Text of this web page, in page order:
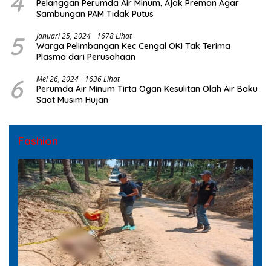
Pelanggan Perumda Air Minum, Ajak Preman Agar
Sambungan PAM Tidak Putus
5 Januari 25, 2024 1678 Lihat
Warga Pelimbangan Kec Cengal OKI Tak Terima
Plasma dari Perusahaan
6 Mei 26, 2024 1636 Lihat
Perumda Air Minum Tirta Ogan Kesulitan Olah Air Baku
Saat Musim Hujan
Fashion